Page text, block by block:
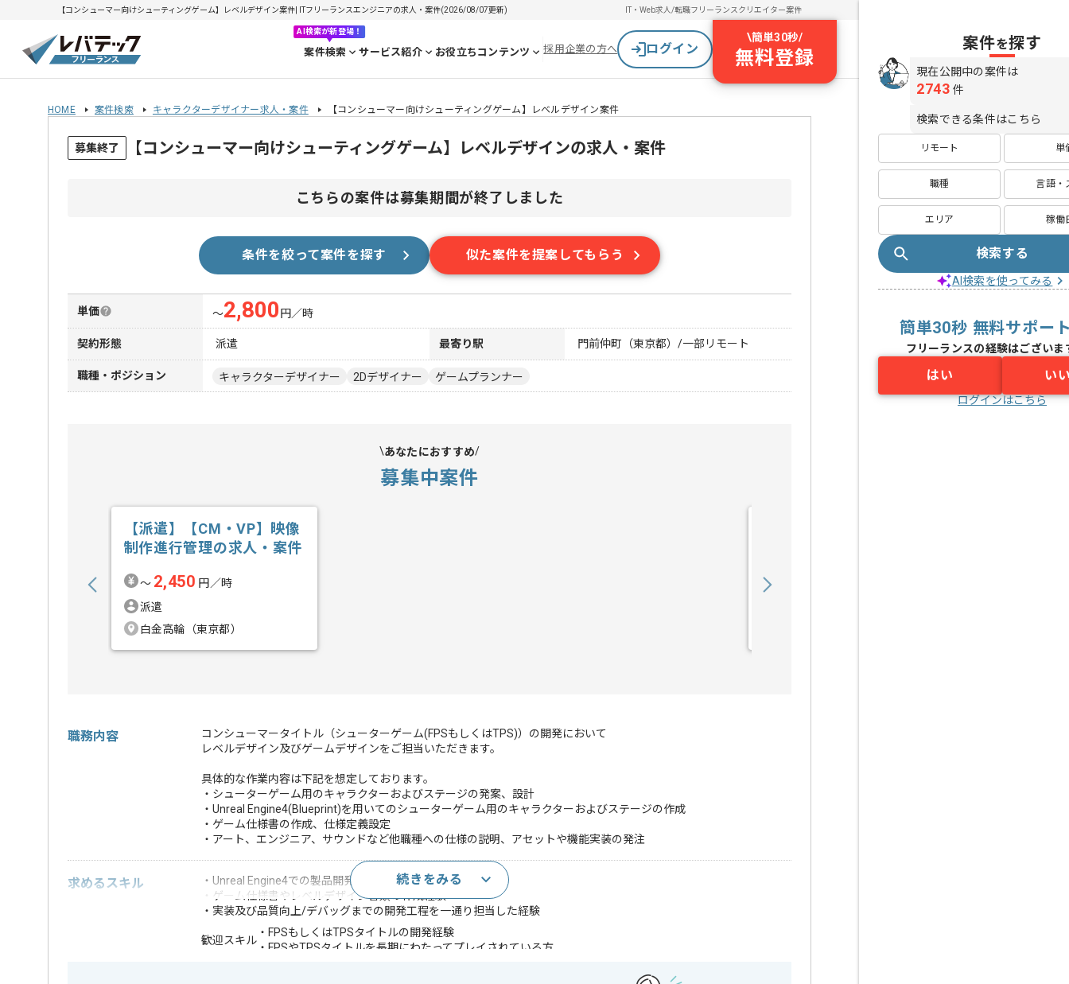
【コンシューマー向けシューティングゲーム】レベルデザイン案件| ITフリーランスエンジニアの求人・案件(2026/08/07更新) IT・Web求人/転職フリーランスクリエイター案件
AI検索が新登場！
案件検索 サービス紹介 お役立ちコンテンツ 採用企業の方へ ログイン
\簡単30秒/
無料登録
HOME 案件検索 キャラクターデザイナー求人・案件 【コンシューマー向けシューティングゲーム】レベルデザイン案件
募集終了 【コンシューマー向けシューティングゲーム】レベルデザインの求人・案件
こちらの案件は募集期間が終了しました
条件を絞って案件を探す 似た案件を提案してもらう
単価 〜2,800 円／時
契約形態 派遣 最寄り駅 門前仲町（東京都）/一部リモート
職種・ポジション キャラクターデザイナー 2Dデザイナー ゲームプランナー
あなたにおすすめ
募集中案件
【派遣】【CM・VP】映像
制作進行管理の求人・案件
〜 2,450 円／時
派遣
白金高輪（東京都）
職務内容
コンシューマータイトル（シューターゲーム(FPSもしくはTPS)）の開発において
レベルデザイン及びゲームデザインをご担当いただきます。
具体的な作業内容は下記を想定しております。
・シューターゲーム用のキャラクターおよびステージの発案、設計
・Unreal Engine4(Blueprint)を用いてのシューターゲーム用のキャラクターおよびステージの作成
・ゲーム仕様書の作成、仕様定義設定
・アート、エンジニア、サウンドなど他職種への仕様の説明、アセットや機能実装の発注
求めるスキル
・Unreal Engine4での製品開発の実務経験3年以上
・ゲーム仕様書やレベルデザイン書類の作成経験
・実装及び品質向上/デバッグまでの開発工程を一通り担当した経験
歓迎スキル
・FPSもしくはTPSタイトルの開発経験
・FPSやTPSタイトルを長期にわたってプレイされている方
続きをみる
案件を探す
現在公開中の案件は
2743 件
検索できる条件はこちら
リモート 単
職種 言語・
エリア 稼働
検索する
AI検索を使ってみる
簡単30秒 無料サポー
フリーランスの経験はございま
はい い
ログインはこちら